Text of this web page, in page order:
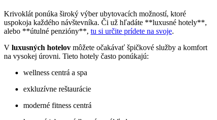
Krivoklát ponúka široký výber ubytovacích možností, ktoré
uspokoja každého návštevníka. Či už hľadáte **luxusné hotely**,
alebo **útulné penzióny**, tu si určite prídete na svoje.
V luxusných hotelov môžete očakávať špičkové služby a komfort
na vysokej úrovni. Tieto hotely často ponúkajú:
wellness centrá a spa
exkluzívne reštaurácie
moderné fitness centrá